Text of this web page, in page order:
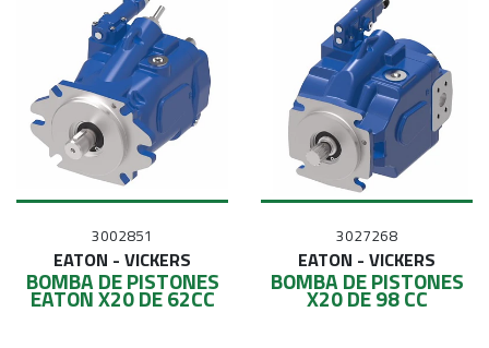
3002851
EATON - VICKERS
BOMBA DE PISTONES
EATON X20 DE 62CC
3027268
EATON - VICKERS
BOMBA DE PISTONES
X20 DE 98 CC